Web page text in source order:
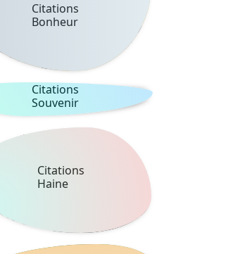
Citations
Bonheur
Citations
Souvenir
Citations
Haine